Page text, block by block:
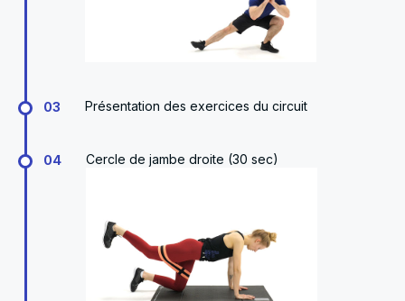
03 Présentation des exercices du circuit
04 Cercle de jambe droite (30 sec)